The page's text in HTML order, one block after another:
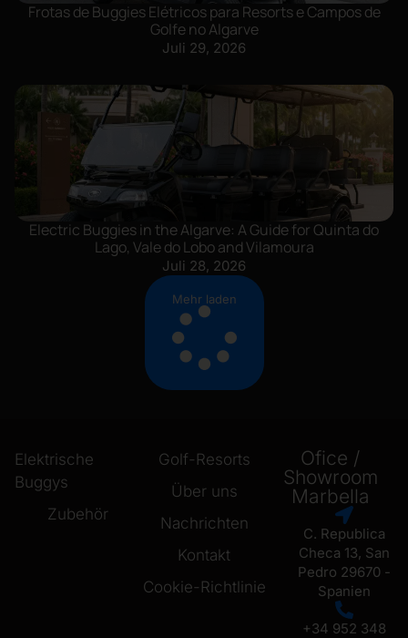
Frotas de Buggies Elétricos para Resorts e Campos de
Golfe no Algarve
Juli 29, 2026
Electric Buggies in the Algarve: A Guide for Quinta do
Lago, Vale do Lobo and Vilamoura
Juli 28, 2026
Mehr laden
Elektrische
Buggys
Zubehör
Golf-Resorts
Über uns
Nachrichten
Kontakt
Cookie-Richtlinie
Ofice /
Showroom
Marbella
C. Republica
Checa 13, San
Pedro 29670 -
Spanien
+34 952 348